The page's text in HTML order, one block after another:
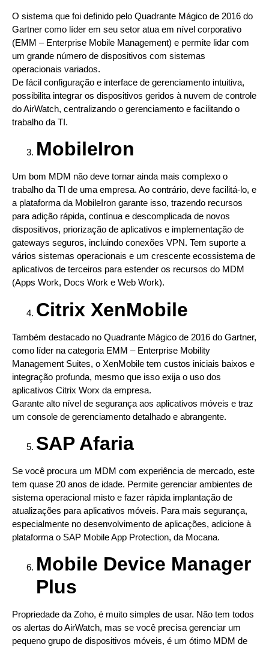
O sistema que foi definido pelo Quadrante Mágico de 2016 do
Gartner como líder em seu setor atua em nível corporativo
(EMM – Enterprise Mobile Management) e permite lidar com
um grande número de dispositivos com sistemas
operacionais variados.
De fácil configuração e interface de gerenciamento intuitiva,
possibilita integrar os dispositivos geridos à nuvem de controle
do AirWatch, centralizando o gerenciamento e facilitando o
trabalho da TI.
MobileIron
Um bom MDM não deve tornar ainda mais complexo o
trabalho da TI de uma empresa. Ao contrário, deve facilitá-lo, e
a plataforma da MobileIron garante isso, trazendo recursos
para adição rápida, contínua e descomplicada de novos
dispositivos, priorização de aplicativos e implementação de
gateways seguros, incluindo conexões VPN. Tem suporte a
vários sistemas operacionais e um crescente ecossistema de
aplicativos de terceiros para estender os recursos do MDM
(Apps Work, Docs Work e Web Work).
Citrix XenMobile
Também destacado no Quadrante Mágico de 2016 do Gartner,
como líder na categoria EMM – Enterprise Mobility
Management Suites, o XenMobile tem custos iniciais baixos e
integração profunda, mesmo que isso exija o uso dos
aplicativos Citrix Worx da empresa.
Garante alto nível de segurança aos aplicativos móveis e traz
um console de gerenciamento detalhado e abrangente.
SAP Afaria
Se você procura um MDM com experiência de mercado, este
tem quase 20 anos de idade. Permite gerenciar ambientes de
sistema operacional misto e fazer rápida implantação de
atualizações para aplicativos móveis. Para mais segurança,
especialmente no desenvolvimento de aplicações, adicione à
plataforma o SAP Mobile App Protection, da Mocana.
Mobile Device Manager
Plus
Propriedade da Zoho, é muito simples de usar. Não tem todos
os alertas do AirWatch, mas se você precisa gerenciar um
pequeno grupo de dispositivos móveis, é um ótimo MDM de